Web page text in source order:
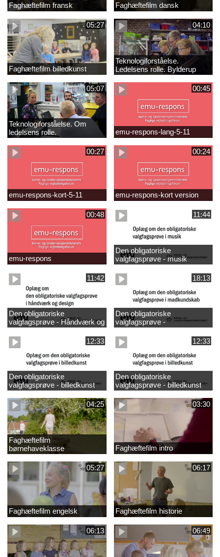
Faghæftefilm fransk Faghæftefilm dansk
05:27
Faghæftefilm billedkunst
04:10
Teknologiforståelse.
Ledelsens rolle. Bylderup
Skole
05:07
Teknologiforståelse. Om
ledelsens rolle.
Sofiendalskolen
00:45
emu-respons-lang-5-11
00:27
emu-respons-kort-5-11
00:24
emu-respons-kort version
00:48
emu-respons
11:44
Den obligatoriske
valgfagsprøve - musik
11:42
Den obligatoriske
valgfagsprøve - Håndværk og
design
18:13
Den obligatoriske
valgfagsprøve -
madkundskab
12:33
Den obligatoriske
valgfagsprøve - billedkunst
større LK
12:33
Den obligatoriske
valgfagsprøve - billedkunst
04:25
Faghæftefilm
børnehaveklasse
03:30
Faghæftefilm intro
05:27
Faghæftefilm engelsk
06:17
Faghæftefilm historie
06:13 06:49